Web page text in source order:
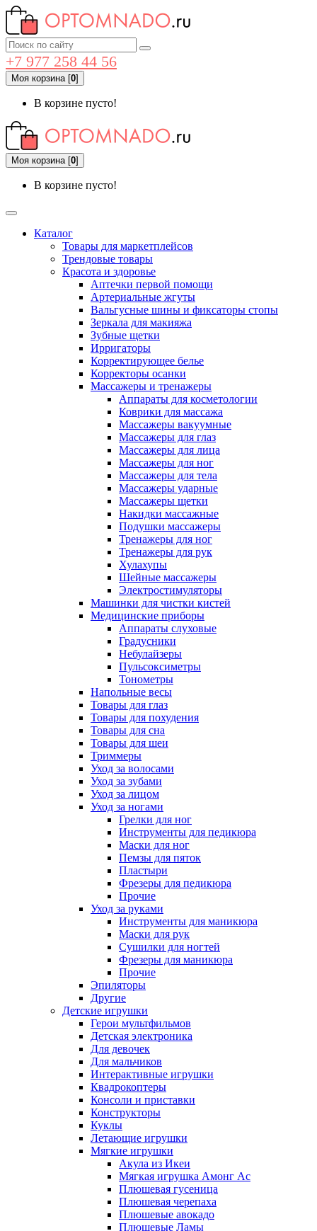
+7 977 258 44 56
Моя корзина[0]
В корзине пусто!
Моя корзина[0]
В корзине пусто!
Каталог
Товары для маркетплейсов
Трендовые товары
Красота и здоровье
Аптечки первой помощи
Артериальные жгуты
Вальгусные шины и фиксаторы стопы
Зеркала для макияжа
Зубные щетки
Ирригаторы
Корректирующее белье
Корректоры осанки
Массажеры и тренажеры
Аппараты для косметологии
Коврики для массажа
Массажеры вакуумные
Массажеры для глаз
Массажеры для лица
Массажеры для ног
Массажеры для тела
Массажеры ударные
Массажеры щетки
Накидки массажные
Подушки массажеры
Тренажеры для ног
Тренажеры для рук
Хулахупы
Шейные массажеры
Электростимуляторы
Машинки для чистки кистей
Медицинские приборы
Аппараты слуховые
Градусники
Небулайзеры
Пульсоксиметры
Тонометры
Напольные весы
Товары для глаз
Товары для похудения
Товары для сна
Товары для шеи
Триммеры
Уход за волосами
Уход за зубами
Уход за лицом
Уход за ногами
Грелки для ног
Инструменты для педикюра
Маски для ног
Пемзы для пяток
Пластыри
Фрезеры для педикюра
Прочие
Уход за руками
Инструменты для маникюра
Маски для рук
Сушилки для ногтей
Фрезеры для маникюра
Прочие
Эпиляторы
Другие
Детские игрушки
Герои мультфильмов
Детская электроника
Для девочек
Для мальчиков
Интерактивные игрушки
Квадрокоптеры
Консоли и приставки
Конструкторы
Куклы
Летающие игрушки
Мягкие игрушки
Акула из Икеи
Мягкая игрушка Амонг Ас
Плюшевая гусеница
Плюшевая черепаха
Плюшевые авокадо
Плюшевые Ламы